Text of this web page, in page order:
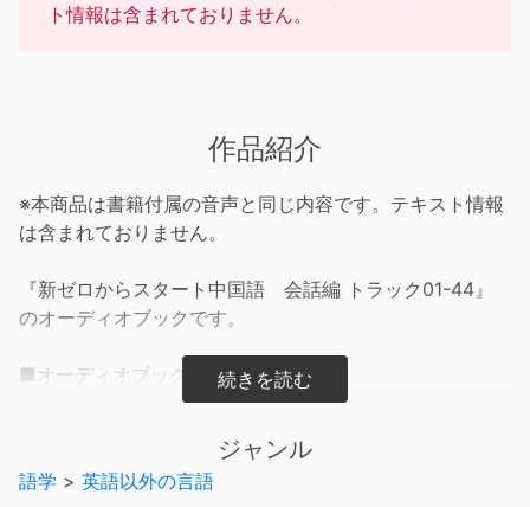
ト情報は含まれておりません。
作品紹介
※本商品は書籍付属の音声と同じ内容です。テキスト情報
は含まれておりません。
『新ゼロからスタート中国語 会話編 トラック01-44』
のオーディオブックです。
■オーディオブックの内容■
・「発音編」の発音例・発音練習
・「会話編」の例文（＋ロールプレイ練習）・新出単語・
公式の例文
ジャンル
語学 > 英語以外の言語